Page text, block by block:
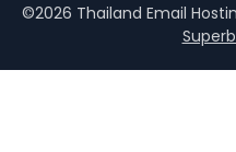
©2026 Thailand Email